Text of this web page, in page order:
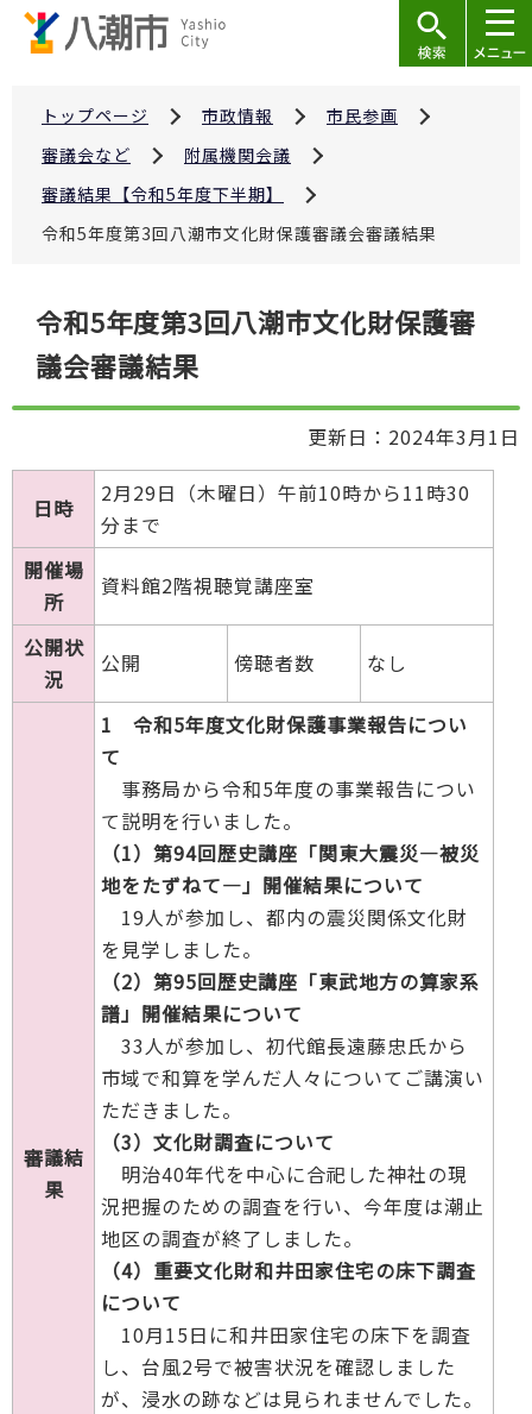
トップページ 市政情報
市民参画
審議会など
附属機関会議
審議結果【令和5年度下半期】
令和5年度第3回八潮市文化財保護審議会審議結果
令和5年度第3回八潮市文化財保護審
議会審議結果
更新日：2024年3月1日
日時
2月29日（木曜日）午前10時から11時30
分まで
開催場
所
資料館2階視聴覚講座室
公開状
況
公開 傍聴者数 なし
審議結
果
1 令和5年度文化財保護事業報告につい
て
事務局から令和5年度の事業報告につい
て説明を行いました。
（1）第94回歴史講座「関東大震災―被災
地をたずねて―」開催結果について
19人が参加し、都内の震災関係文化財
を見学しました。
（2）第95回歴史講座「東武地方の算家系
譜」開催結果について
33人が参加し、初代館長遠藤忠氏から
市域で和算を学んだ人々についてご講演い
ただきました。
（3）文化財調査について
明治40年代を中心に合祀した神社の現
況把握のための調査を行い、今年度は潮止
地区の調査が終了しました。
（4）重要文化財和井田家住宅の床下調査
について
10月15日に和井田家住宅の床下を調査
し、台風2号で被害状況を確認しました
が、浸水の跡などは見られませんでした。